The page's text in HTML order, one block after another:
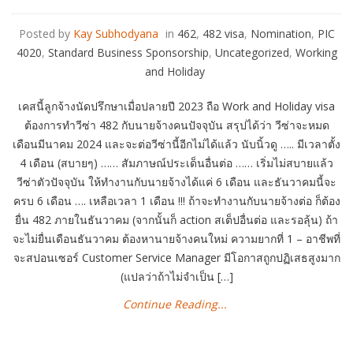
Posted by Kay Subhodyana in 462, 482 visa, Nomination, PIC
4020, Standard Business Sponsorship, Uncategorized, Working
and Holiday
เคสนี้ลูกจ้างนัดปรึกษาเมื่อปลายปี 2023 ถือ Work and Holiday visa
ต้องการทำวีซ่า 482 กับนายจ้างคนปัจจุบัน สรุปได้ว่า วีซ่าจะหมด
เดือนมีนาคม 2024 และจะต่อวีซ่านี้อีกไม่ได้แล้ว นับนิ้วดู ….. มีเวลาตั้ง
4 เดือน (สบายๆ) …… สัมภาษณ์ประเด็นอื่นต่อ …… เริ่มไม่สบายแล้ว
วีซ่าตัวปัจจุบัน ให้ทำงานกับนายจ้างได้แค่ 6 เดือน และธันวาคมนี้จะ
ครบ 6 เดือน …. เหลือเวลา 1 เดือน !!! ถ้าจะทำงานกับนายจ้างต่อ ก็ต้อง
ยื่น 482 ภายในธันวาคม (จากนั้นก็ action สเต็ปอื่นต่อ และรอลุ้น) ถ้า
จะไม่ยื่นเดือนธันวาคม ต้องหานายจ้างคนใหม่ ความยากที่ 1 – อาชีพที่
จะสปอนเซอร์ Customer Service Manager มีโอกาสถูกปฏิเสธสูงมาก
(แปลว่าถ้าไม่จำเป็น […]
Continue Reading...